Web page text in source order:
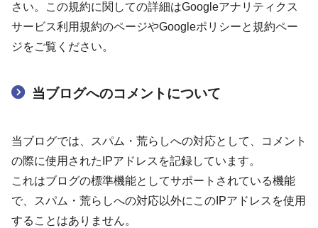
さい。この規約に関しての詳細はGoogleアナリティクス
サービス利用規約のページやGoogleポリシーと規約ペー
ジをご覧ください。
当ブログへのコメントについて
当ブログでは、スパム・荒らしへの対応として、コメント
の際に使用されたIPアドレスを記録しています。
これはブログの標準機能としてサポートされている機能
で、スパム・荒らしへの対応以外にこのIPアドレスを使用
することはありません。